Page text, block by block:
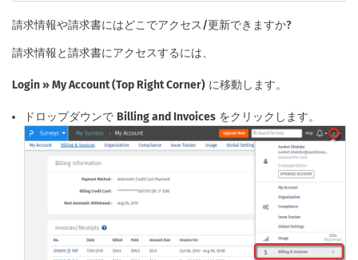
請求情報や請求書にはどこでアクセス/更新できますか?
請求情報と請求書にアクセスするには、
Login » My Account (Top Right Corner) に移動します。
ドロップダウンで Billing and Invoices をクリックします。